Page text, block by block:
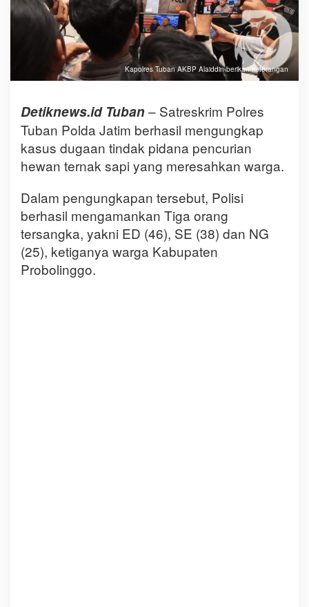
Kapolres Tuban AKBP Alaiddin berikan keterangan
Detiknews.id Tuban– Satreskrim Polres
Tuban Polda Jatim berhasil mengungkap
kasus dugaan tindak pidana pencurian
hewan ternak sapi yang meresahkan warga.
Dalam pengungkapan tersebut, Polisi
berhasil mengamankan Tiga orang
tersangka, yakni ED (46), SE (38) dan NG
(25), ketiganya warga Kabupaten
Probolinggo.